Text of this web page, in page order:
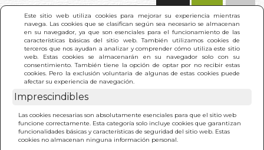
Este sitio web utiliza cookies para mejorar su experiencia mientras
navega. Las cookies que se clasifican según sea necesario se almacenan
en su navegador, ya que son esenciales para el funcionamiento de las
características básicas del sitio web. También utilizamos cookies de
terceros que nos ayudan a analizar y comprender cómo utiliza este sitio
web. Estas cookies se almacenarán en su navegador solo con su
consentimiento. También tiene la opción de optar por no recibir estas
cookies. Pero la exclusión voluntaria de algunas de estas cookies puede
afectar su experiencia de navegación.
Imprescindibles
Las cookies necesarias son absolutamente esenciales para que el sitio web
funcione correctamente. Esta categoría solo incluye cookies que garantizan
funcionalidades básicas y características de seguridad del sitio web. Estas
cookies no almacenan ninguna información personal.
INICIO >